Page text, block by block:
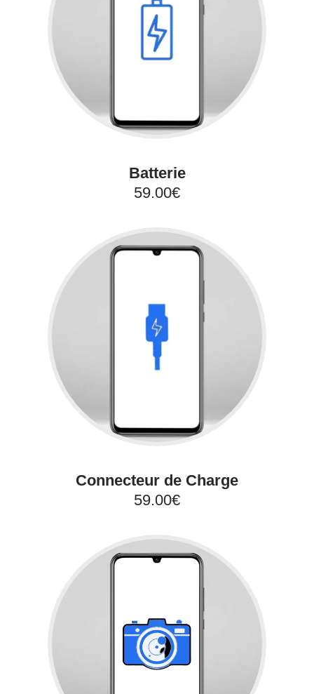
Batterie
59.00€
Connecteur de Charge
59.00€